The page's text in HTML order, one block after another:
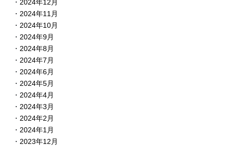
2024年12月
2024年11月
2024年10月
2024年9月
2024年8月
2024年7月
2024年6月
2024年5月
2024年4月
2024年3月
2024年2月
2024年1月
2023年12月